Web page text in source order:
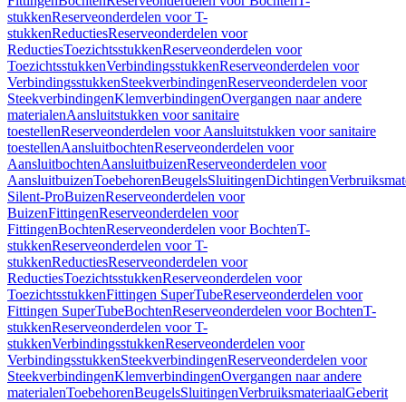
stukkenReserveonderdelen voor T-
stukkenReductiesReserveonderdelen voor
ReductiesToezichtsstukkenReserveonderdelen voor
ToezichtsstukkenVerbindingsstukkenReserveonderdelen voor
VerbindingsstukkenSteekverbindingenReserveonderdelen voor
SteekverbindingenKlemverbindingenOvergangen naar andere
materialenAansluitstukken voor sanitaire
toestellenReserveonderdelen voor Aansluitstukken voor sanitaire
toestellenAansluitbochtenReserveonderdelen voor
AansluitbochtenAansluitbuizenReserveonderdelen voor
AansluitbuizenToebehorenBeugelsSluitingenDichtingen
Silent-ProBuizenReserveonderdelen voor
BuizenFittingenReserveonderdelen voor
FittingenBochtenReserveonderdelen voor BochtenT-
stukkenReserveonderdelen voor T-
stukkenReductiesReserveonderdelen voor
ReductiesToezichtsstukkenReserveonderdelen voor
ToezichtsstukkenFittingen SuperTubeReserveonderdelen voor
Fittingen SuperTubeBochtenReserveonderdelen voor BochtenT-
stukkenReserveonderdelen voor T-
stukkenVerbindingsstukkenReserveonderdelen voor
VerbindingsstukkenSteekverbindingenReserveonderdelen voor
SteekverbindingenKlemverbindingenOvergangen naar andere
materialenToebehorenBeugelsSluitingenVerbruiksmateriaalGeberit